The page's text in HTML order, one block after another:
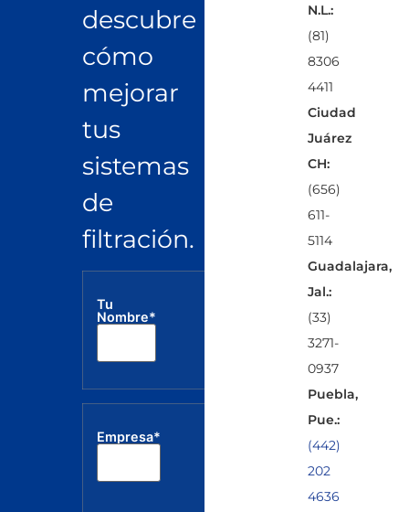
descubre
cómo
mejorar
tus
sistemas
de
filtración.
Tu
Nombre*
electrónico*
Empresa*
N.L.:
(81)
8306
4411
Ciudad
Juárez
CH:
(656)
611-
5114
Guadalajara,
Jal.:
(33)
3271-
0937
Puebla,
Pue.:
(442)
202
4636